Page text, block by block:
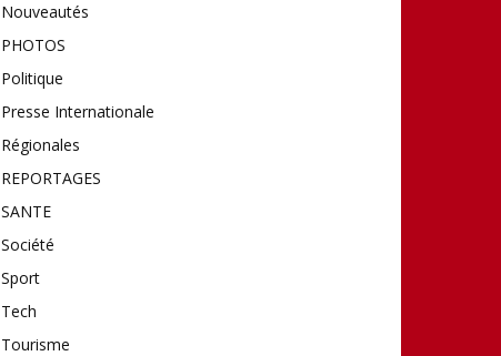
Nouveautés
PHOTOS
Politique
Presse Internationale
Régionales
REPORTAGES
SANTE
Société
Sport
Tech
Tourisme